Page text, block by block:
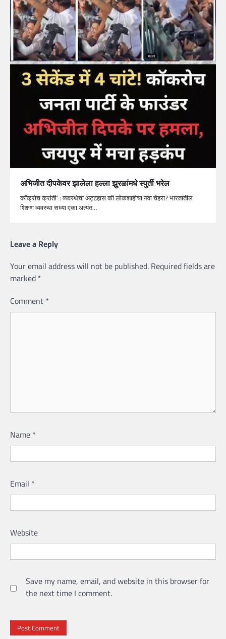
अभिजीत दीपकेवर झालेला हल्ला झुरळांमधे स्पुर्ती भरेल
कॉक्रोच क्रांती’ : व्यवस्थेचा अट्टहास की लोकशाहीचा नवा चेहरा? भारतातील
शिक्षण व्यवस्था सध्या एका अत्यंत…
Leave a Reply
Your email address will not be published. Required fields are
marked *
Comment *
Name *
Email *
Website
Save my name, email, and website in this browser for
the next time I comment.